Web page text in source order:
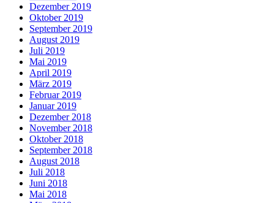
Dezember 2019
Oktober 2019
September 2019
August 2019
Juli 2019
Mai 2019
April 2019
März 2019
Februar 2019
Januar 2019
Dezember 2018
November 2018
Oktober 2018
September 2018
August 2018
Juli 2018
Juni 2018
Mai 2018